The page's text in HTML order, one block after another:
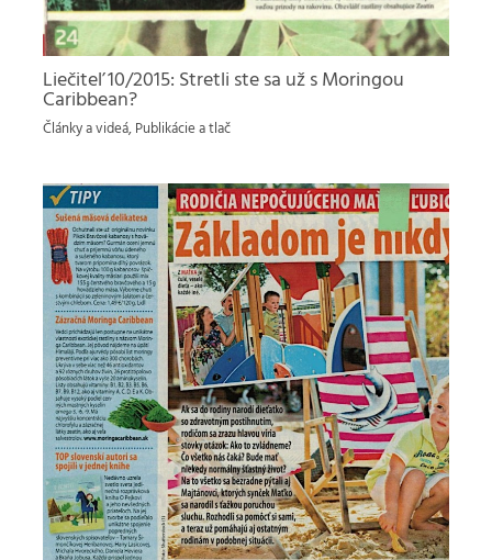
Liečiteľ 10/2015: Stretli ste sa už s Moringou
Caribbean?
Články a videá, Publikácie a tlač